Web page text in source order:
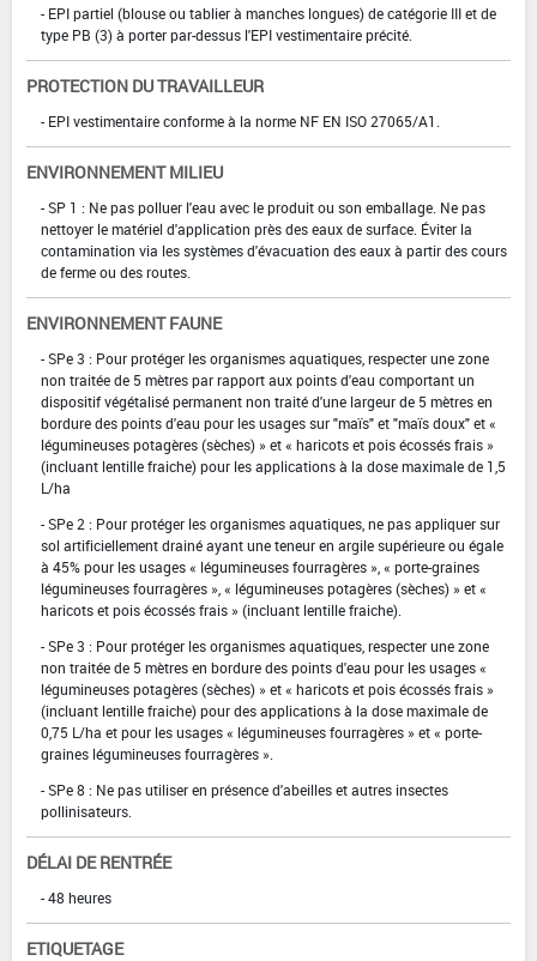
- EPI partiel (blouse ou tablier à manches longues) de catégorie III et de
type PB (3) à porter par-dessus l'EPI vestimentaire précité.
PROTECTION DU TRAVAILLEUR
- EPI vestimentaire conforme à la norme NF EN ISO 27065/A1.
ENVIRONNEMENT MILIEU
- SP 1 : Ne pas polluer l'eau avec le produit ou son emballage. Ne pas
nettoyer le matériel d'application près des eaux de surface. Éviter la
contamination via les systèmes d'évacuation des eaux à partir des cours
de ferme ou des routes.
ENVIRONNEMENT FAUNE
- SPe 3 : Pour protéger les organismes aquatiques, respecter une zone
non traitée de 5 mètres par rapport aux points d'eau comportant un
dispositif végétalisé permanent non traité d'une largeur de 5 mètres en
bordure des points d'eau pour les usages sur "maïs" et "maïs doux" et «
légumineuses potagères (sèches) » et « haricots et pois écossés frais »
(incluant lentille fraiche) pour les applications à la dose maximale de 1,5
L/ha
- SPe 2 : Pour protéger les organismes aquatiques, ne pas appliquer sur
sol artificiellement drainé ayant une teneur en argile supérieure ou égale
à 45% pour les usages « légumineuses fourragères », « porte-graines
légumineuses fourragères », « légumineuses potagères (sèches) » et «
haricots et pois écossés frais » (incluant lentille fraiche).
- SPe 3 : Pour protéger les organismes aquatiques, respecter une zone
non traitée de 5 mètres en bordure des points d'eau pour les usages «
légumineuses potagères (sèches) » et « haricots et pois écossés frais »
(incluant lentille fraiche) pour des applications à la dose maximale de
0,75 L/ha et pour les usages « légumineuses fourragères » et « porte-
graines légumineuses fourragères ».
- SPe 8 : Ne pas utiliser en présence d'abeilles et autres insectes
pollinisateurs.
DÉLAI DE RENTRÉE
- 48 heures
ETIQUETAGE